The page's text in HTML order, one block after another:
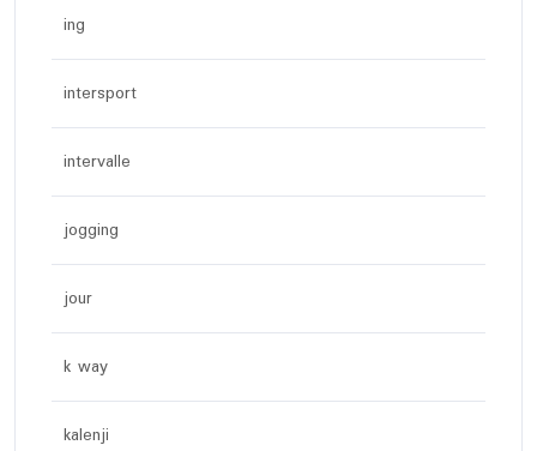
ing
intersport
intervalle
jogging
jour
k way
kalenji